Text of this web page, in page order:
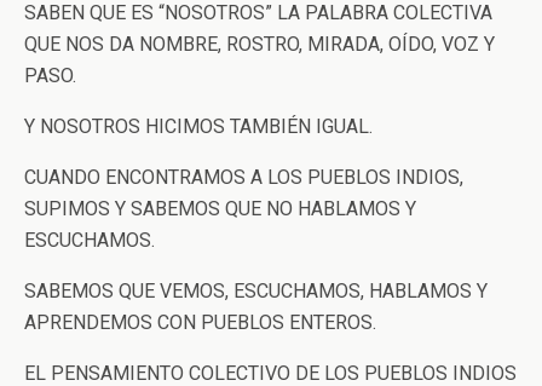
SABEN QUE ES “NOSOTROS” LA PALABRA COLECTIVA
QUE NOS DA NOMBRE, ROSTRO, MIRADA, OÍDO, VOZ Y
PASO.
Y NOSOTROS HICIMOS TAMBIÉN IGUAL.
CUANDO ENCONTRAMOS A LOS PUEBLOS INDIOS,
SUPIMOS Y SABEMOS QUE NO HABLAMOS Y
ESCUCHAMOS.
SABEMOS QUE VEMOS, ESCUCHAMOS, HABLAMOS Y
APRENDEMOS CON PUEBLOS ENTEROS.
EL PENSAMIENTO COLECTIVO DE LOS PUEBLOS INDIOS